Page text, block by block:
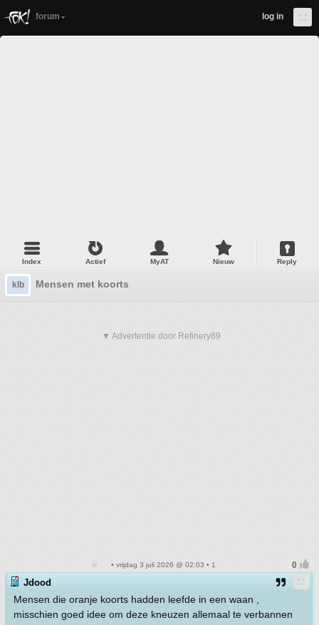
forum log in
Index Actief MyAT Nieuw Reply
klb Mensen met koorts
▼ Advertentie door Refinery89
• vrijdag 3 juli 2026 @ 02:03 • 1
Jdood
Mensen die oranje koorts hadden leefde in een waan ,
misschien goed idee om deze kneuzen allemaal te verbannen